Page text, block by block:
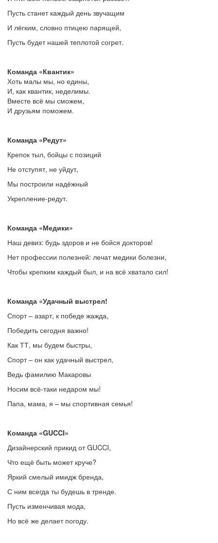
Пусть станет каждый день звучащим
И лёгким, словно птицею парящей,
Пусть будет нашей теплотой согрет.
Команда «Квантик»
Хоть малы мы, но едины,
И, как квантик, неделимы.
Вместе всё мы сможем,
И друзьям поможем.
Команда «Редут»
Крепок тыл, бойцы с позиций
Не отступят, не уйдут,
Мы построили надёжный
Укрепление-редут.
Команда «Медики»
Наш девиз: будь здоров и не бойся докторов!
Нет профессии полезней: лечат медики болезни,
Чтобы крепким каждый был, и на всё хватало сил!
Команда «Удачный выстрел!
Спорт – азарт, к победе жажда,
Победить сегодня важно!
Как ТТ, мы будем быстры,
Спорт – он как удачный выстрел,
Ведь фамилию Макаровы
Носим всё-таки недаром мы!
Папа, мама, я – мы спортивная семья!
Команда «GUCCI»
Дизайнерский прикид от GUCCI,
Что ещё быть может круче?
Яркий смелый имидж бренда,
С ним всегда ты будешь в тренде.
Пусть изменчивая мода,
Но всё же делает погоду.